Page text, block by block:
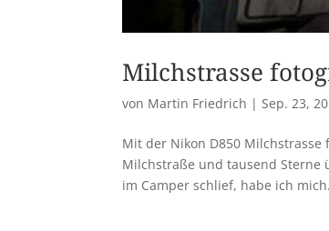
Milchstrasse
von Martin Friedrich |Sep. 23,
Mit der Nikon D850
Milchstraße und tausend
im Camper schlief, habe ich